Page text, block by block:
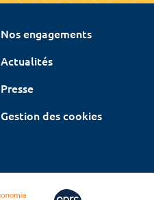
Nos engagements
Actualités
Presse
Gestion des cookies